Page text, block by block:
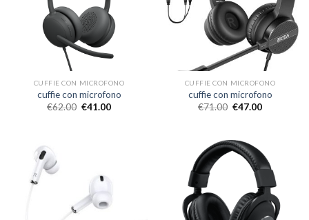
CUFFIE CON MICROFONO
cuffie con microfono
€62.00 €41.00
CUFFIE CON MICROFONO
cuffie con microfono
€71.00 €47.00